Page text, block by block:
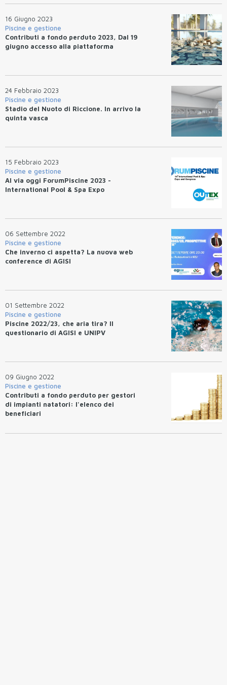
16 Giugno 2023
Piscine e gestione
Contributi a fondo perduto 2023, Dal 19
giugno accesso alla piattaforma
24 Febbraio 2023
Piscine e gestione
Stadio del Nuoto di Riccione. In arrivo la
quinta vasca
15 Febbraio 2023
Piscine e gestione
Al via oggi ForumPiscine 2023 -
International Pool & Spa Expo
06 Settembre 2022
Piscine e gestione
Che inverno ci aspetta? La nuova web
conference di AGISI
01 Settembre 2022
Piscine e gestione
Piscine 2022/23, che aria tira? Il
questionario di AGISI e UNIPV
09 Giugno 2022
Piscine e gestione
Contributi a fondo perduto per gestori
di impianti natatori: l'elenco dei
beneficiari